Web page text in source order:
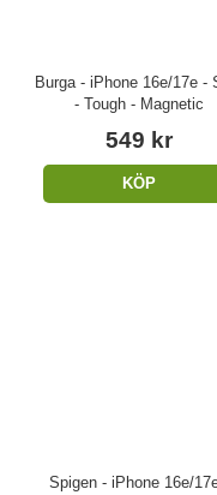
Burga - iPhone 16e/17e -
- Tough - Magnetic
549 kr
KÖP
Spigen - iPhone 16e/